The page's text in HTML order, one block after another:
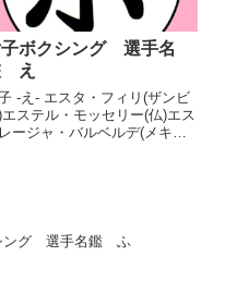
ボクシング 選手名
え
-え- エスタ・フィリ(ザンビ
エステル・モッセリー(仏)エス
ージャ・バルベルデ(メキシ
ング 選手名鑑 ふ